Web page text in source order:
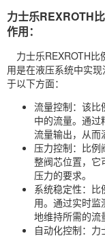
力士乐REXROTH
作用：
力士乐REXROTH
用是在液压系统中实
于以下方面：
流量控制：该比
中的流量。通过
流量输出，从而
压力控制：比例
整阀芯位置，它
压力的要求。
系统稳定性：
用。通过实时监
地维持所需的流
自动化控制：